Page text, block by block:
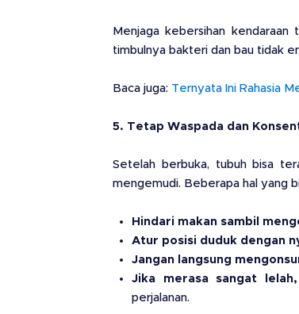
Menjaga kebersihan
timbulnya bakteri dan bau tidak
Baca juga: Ternyata Ini Rahasia
5. Tetap Waspada dan
Setelah berbuka, tubuh bisa
mengemudi. Beberapa hal yang
Hindari makan sambil
Atur posisi duduk dengan
Jangan langsung
Jika merasa sangat
perjalanan.